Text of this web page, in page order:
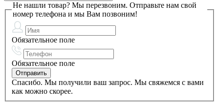
Не нашли товар? Мы перезвоним. Отправьте нам свой
номер телефона и мы Вам позвоним!
Обязательное поле
Обязательное поле
Спасибо. Мы получили ваш запрос. Мы свяжемся с вами
как можно скорее.